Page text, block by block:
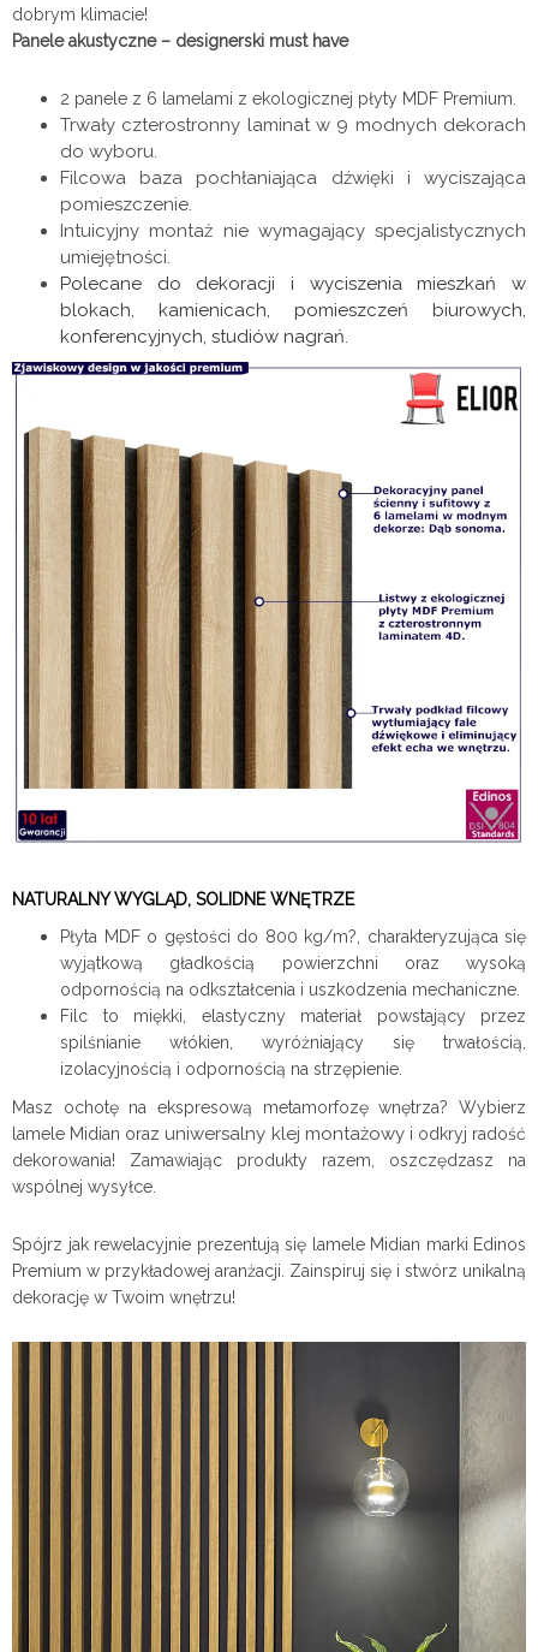
dobrym klimacie!
Panele akustyczne – designerski must have
2 panele z 6 lamelami z ekologicznej płyty MDF Premium.
Trwały czterostronny laminat w 9 modnych dekorach
do wyboru.
Filcowa baza pochłaniająca dźwięki i wyciszająca
pomieszczenie.
Intuicyjny montaż nie wymagający specjalistycznych
umiejętności.
Polecane do dekoracji i wyciszenia mieszkań w
blokach, kamienicach, pomieszczeń biurowych,
konferencyjnych, studiów nagrań.
NATURALNY WYGLĄD, SOLIDNE WNĘTRZE
Płyta MDF o gęstości do 800 kg/m?, charakteryzująca się
wyjątkową gładkością powierzchni oraz wysoką
odpornością na odkształcenia i uszkodzenia mechaniczne.
Filc to miękki, elastyczny materiał powstający przez
spilśnianie włókien, wyróżniający się trwałością,
izolacyjnością i odpornością na strzępienie.
Masz ochotę na ekspresową metamorfozę wnętrza? Wybierz
lamele Midian oraz uniwersalny klej montażowyi odkryj radość
dekorowania! Zamawiając produkty razem, oszczędzasz na
wspólnej wysyłce.
Spójrz jak rewelacyjnie prezentują się lamele Midian marki Edinos
Premium w przykładowej aranżacji. Zainspiruj się i stwórz unikalną
dekorację w Twoim wnętrzu!